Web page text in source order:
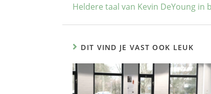
Heldere taal van Kevin DeYoung
DIT VIND JE VAST OOK LEUK